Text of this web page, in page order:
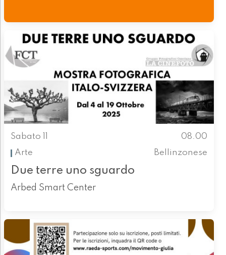
Sabato 11
08.00
Arte
Bellinzonese
Due terre uno sguardo
Arbed Smart Center